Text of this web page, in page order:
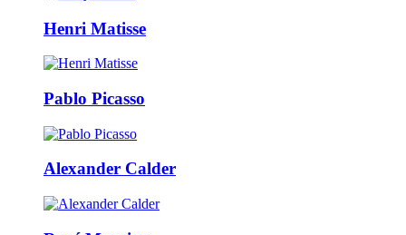
Henri Matisse
Pablo Picasso
Alexander Calder